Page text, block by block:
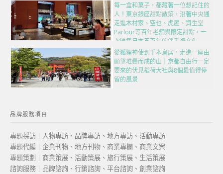
每一盒和菓子，都藏著一位想記住的
人！東京銀座甜點散策，沿著中央通
走進木村家、空也、虎屋、資生堂
Parlour等百年老舖與限定甜點，一
次匯集日本五百年的伴手禮文化
從狐狸神使到千本鳥居，走進一座由
願望堆疊而成的山｜京都自由行一定
要來的伏見稻荷大社與8個最值得停
留的風景
品牌服務項目
專題採訪｜人物專訪、品牌專訪、地方專訪、活動專訪
專題代編｜企業刊物、地方刊物、商業專欄、商業文案
專題策劃｜商業策展、活動策展、旅行策展、生活策展
諮詢服務｜品牌諮詢、行銷諮詢、平台諮詢、創業諮詢